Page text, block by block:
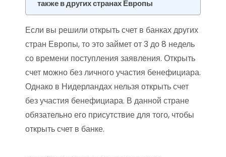
также в других странах Европы
Если вы решили открыть счет в банках других
стран Европы, то это займет от 3 до 8 недель
со времени поступления заявления. Открыть
счет можно без личного участия бенефициара.
Однако в Нидерландах нельзя открыть счет
без участия бенефициара. В данной стране
обязательно его присутствие для того, чтобы
открыть счет в банке.